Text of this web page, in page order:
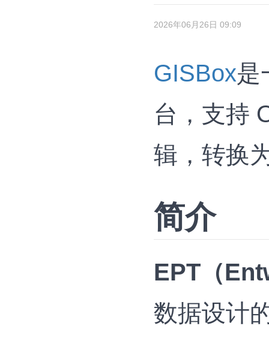
2026年06月26日 09:09
GISBox是
台，支持
辑，转换
简介
EPT（
数据设计